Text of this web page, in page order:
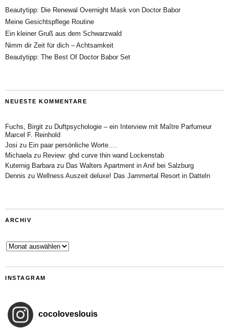
Beautytipp: Die Renewal Overnight Mask von Doctor Babor
Meine Gesichtspflege Routine
Ein kleiner Gruß aus dem Schwarzwald
Nimm dir Zeit für dich – Achtsamkeit
Beautytipp: The Best Of Doctor Babor Set
NEUESTE KOMMENTARE
Fuchs, Birgit zu Duftpsychologie – ein Interview mit Maître Parfumeur
Marcel F. Reinhold
Josi zu Ein paar persönliche Worte….
Michaela zu Review: ghd curve thin wand Lockenstab
Kuternig Barbara zu Das Walters Apartment in Anif bei Salzburg
Dennis zu Wellness Auszeit deluxe! Das Jammertal Resort in Datteln
ARCHIV
Archiv
INSTAGRAM
cocoloveslouis